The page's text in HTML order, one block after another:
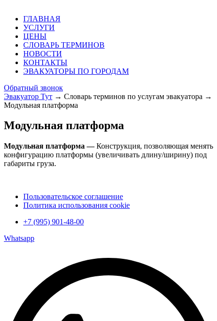
ГЛАВНАЯ
УСЛУГИ
ЦЕНЫ
СЛОВАРЬ ТЕРМИНОВ
НОВОСТИ
КОНТАКТЫ
ЭВАКУАТОРЫ ПО ГОРОДАМ
Обратный звонок
Эвакуатор Тут → Словарь терминов по услугам эвакуатора →
Модульная платформа
Модульная платформа
Модульная платформа —Конструкция, позволяющая менять
конфигурацию платформы (увеличивать длину/ширину) под
габариты груза.
Пользовательское соглашение
Политика использования cookie
+7 (995) 901-48-00
Whatsapp